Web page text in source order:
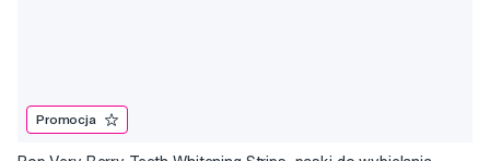
Promocja